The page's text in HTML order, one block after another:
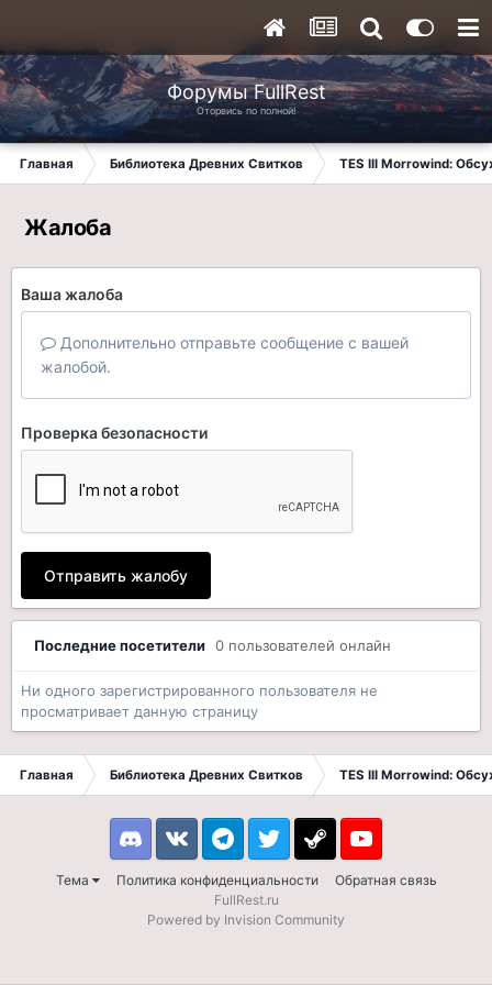
Форумы FullRest
Оторвись по полной!
Главная Библиотека Древних Свитков TES III Morrowind:
Жалоба
Ваша жалоба
Дополнительно отправьте сообщение с вашей
жалобой.
Проверка безопасности
Отправить жалобу
Последние посетители 0 пользователей онлайн
Ни одного зарегистрированного пользователя не
просматривает данную страницу
Главная Библиотека Древних Свитков TES III Morrowind:
Тема Политика конфиденциальности Обратная связь
DiscordVK TelegramTwitter Steam Youtube
FullRest.ru
Powered by Invision Community